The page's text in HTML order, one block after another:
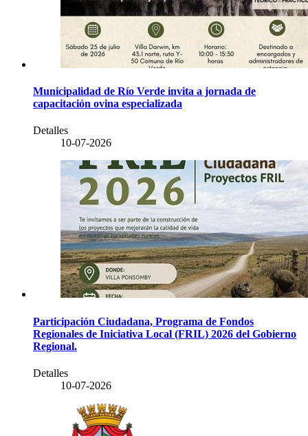
Municipalidad de Río Verde invita a jornada de
capacitación ovina especializada
Detalles
10-07-2026
Participación Ciudadana, Programa de Fondos
Regionales de Iniciativa Local (FRIL) 2026 del Gobierno
Regional.
Detalles
10-07-2026